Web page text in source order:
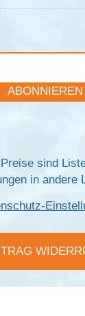
ABONNIEREN
sind
in